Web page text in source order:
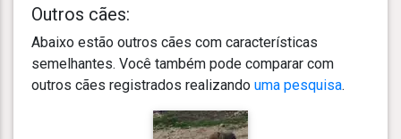
Outros cães:
Abaixo estão outros cães com características
semelhantes. Você também pode comparar com
outros cães registrados realizando uma pesquisa.